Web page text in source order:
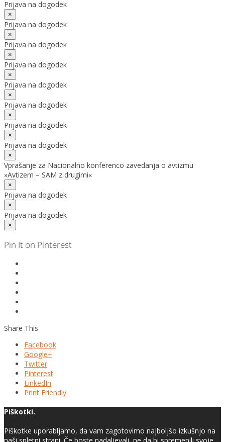
Prijava na dogodek
×
Prijava na dogodek
×
Prijava na dogodek
×
Prijava na dogodek
×
Prijava na dogodek
×
Prijava na dogodek
×
Prijava na dogodek
×
Prijava na dogodek
×
Vprašanje za Nacionalno konferenco zavedanja o avtizmu
»Avtizem – SAM z drugimi«
×
Prijava na dogodek
×
Prijava na dogodek
×
Pin It on Pinterest
Share This
Facebook
Google+
Twitter
Pinterest
LinkedIn
Print Friendly
Piškotki.
Piškotke uporabljamo, da vam zagotovimo najboljšo izkušnjo na
naši spletni strani. Če boste nadaljevali, ne da bi spremenili svoje